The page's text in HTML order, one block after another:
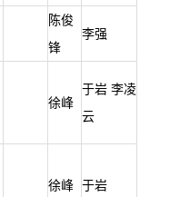
陈俊
锋
李强
徐峰
于岩 李凌
云
徐峰 于岩